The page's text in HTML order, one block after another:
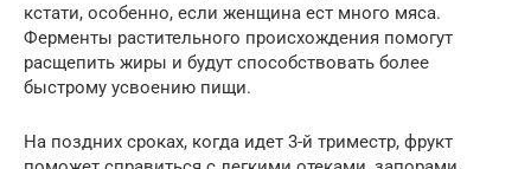
кстати, особенно, если женщина ест много мяса.
Ферменты растительного происхождения помогут
расщепить жиры и будут способствовать более
быстрому усвоению пищи.
На поздних сроках, когда идет 3-й триместр, фрукт